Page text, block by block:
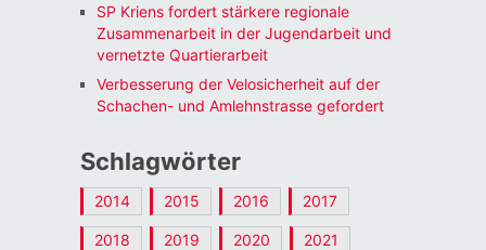
SP Kriens fordert stärkere regionale
Zusammenarbeit in der Jugendarbeit und
vernetzte Quartierarbeit
Verbesserung der Velosicherheit auf der
Schachen- und Amlehnstrasse gefordert
Schlagwörter
2014 2015 2016 2017
2018 2019 2020 2021